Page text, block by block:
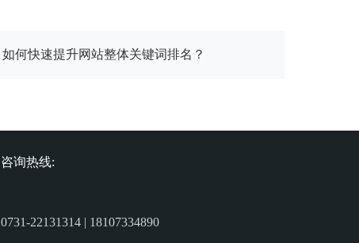
如何快速提升网站整体关键词排名？
咨询热线:
0731-22131314 | 18107334890